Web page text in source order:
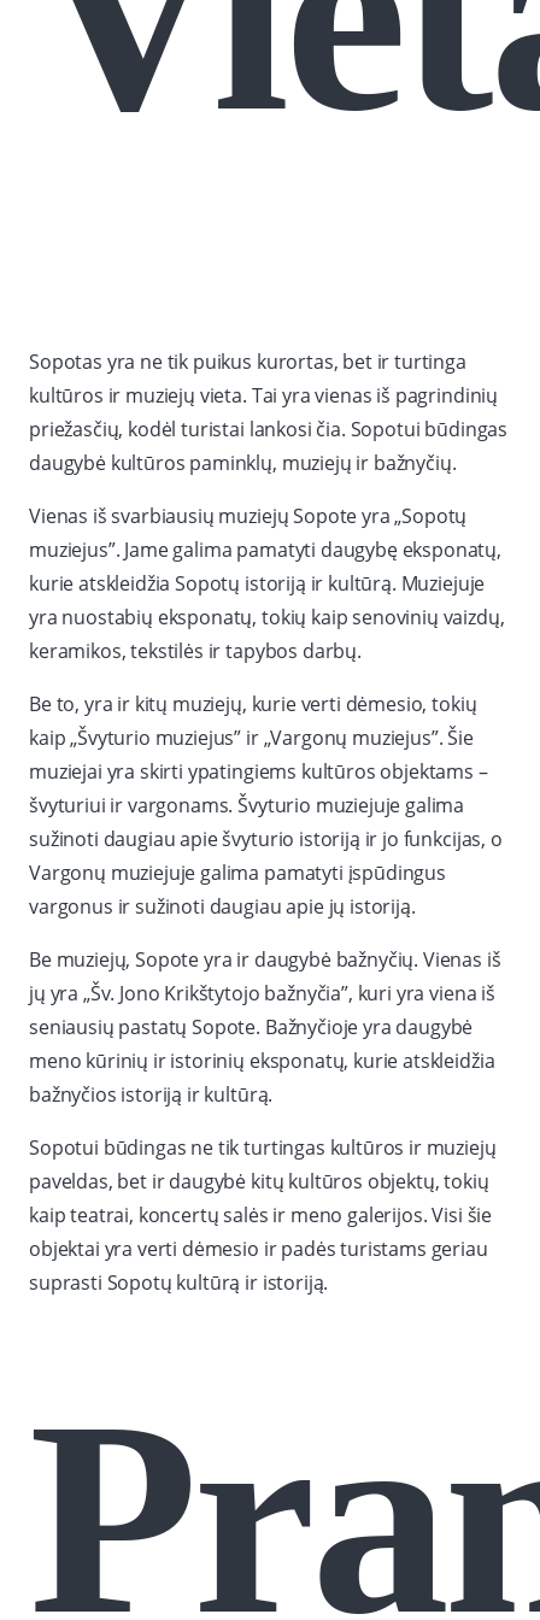
Sopotas yra ne tik puikus kurortas, bet ir turtinga
kultūros ir muziejų vieta. Tai yra vienas iš pagrindinių
priežasčių, kodėl turistai lankosi čia. Sopotui būdingas
daugybė kultūros paminklų, muziejų ir bažnyčių.
Vienas iš svarbiausių muziejų Sopote yra „Sopotų
muziejus”. Jame galima pamatyti daugybę eksponatų,
kurie atskleidžia Sopotų istoriją ir kultūrą. Muziejuje
yra nuostabių eksponatų, tokių kaip senovinių vaizdų,
keramikos, tekstilės ir tapybos darbų.
Be to, yra ir kitų muziejų, kurie verti dėmesio, tokių
kaip „Švyturio muziejus” ir „Vargonų muziejus”. Šie
muziejai yra skirti ypatingiems kultūros objektams –
švyturiui ir vargonams. Švyturio muziejuje galima
sužinoti daugiau apie švyturio istoriją ir jo funkcijas, o
Vargonų muziejuje galima pamatyti įspūdingus
vargonus ir sužinoti daugiau apie jų istoriją.
Be muziejų, Sopote yra ir daugybė bažnyčių. Vienas iš
jų yra „Šv. Jono Krikštytojo bažnyčia”, kuri yra viena iš
seniausių pastatų Sopote. Bažnyčioje yra daugybė
meno kūrinių ir istorinių eksponatų, kurie atskleidžia
bažnyčios istoriją ir kultūrą.
Sopotui būdingas ne tik turtingas kultūros ir muziejų
paveldas, bet ir daugybė kitų kultūros objektų, tokių
kaip teatrai, koncertų salės ir meno galerijos. Visi šie
objektai yra verti dėmesio ir padės turistams geriau
suprasti Sopotų kultūrą ir istoriją.